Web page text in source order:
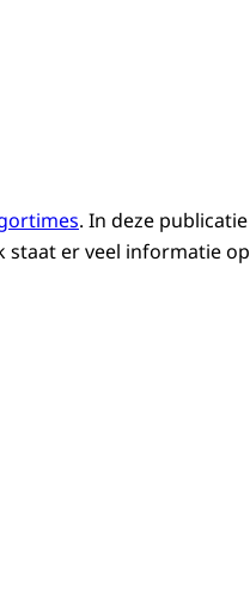
. In deze publicatie
staat er veel informatie op